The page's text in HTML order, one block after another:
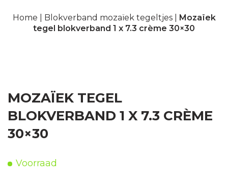
Home Blokverband mozaïek tegeltjes| Mozaïek
tegel blokverband 1 x 7.3 crème 30×30
MOZAÏEK TEGEL
BLOKVERBAND 1 X 7.3 CRÈME
30×30
Voorraad